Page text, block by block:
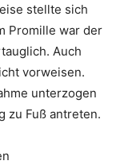
stellte sich
Promille war der
Auch
vorweisen.
unterzogen
zu Fuß antreten.